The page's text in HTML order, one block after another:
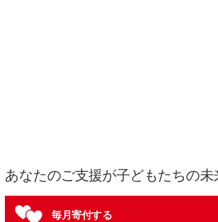
あなたのご支援が子どもたちの
毎月寄付する